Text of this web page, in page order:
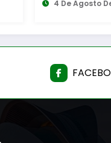
proteção
4 De Agosto